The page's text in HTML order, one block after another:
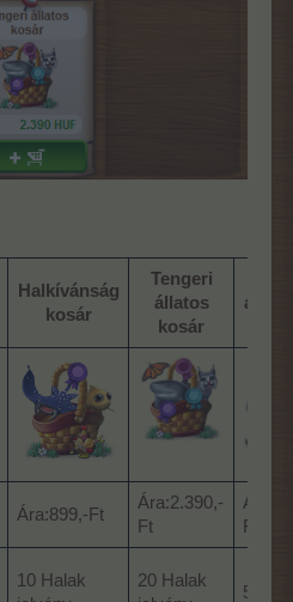
Halkívánság
kosár
Tengeri
állatos
kosár
Ára:899,-Ft
Ára:2.390,-
Ft
Ft
10 Halak
20 Halak
50